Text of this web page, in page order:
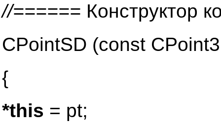
//====== Конструктор
CPointSD (const
{
*this = pt;